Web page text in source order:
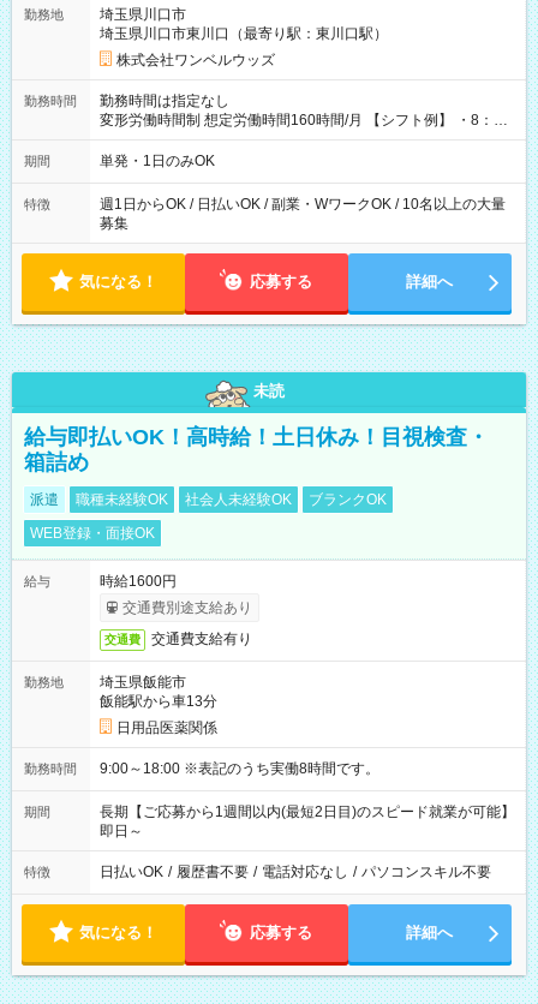
勤務地
埼玉県川口市
埼玉県川口市東川口（最寄り駅：東川口駅）
株式会社ワンベルウッズ
勤務時間
勤務時間は指定なし
変形労働時間制 想定労働時間160時間/月 【シフト例】 ・8：00
～21：00
期間 単発・1日のみOK
特徴
週1日からOK / 日払いOK / 副業・WワークOK / 10名以上の大量
募集
気になる！ 応募する 詳細へ
未読
給与即払いOK！高時給！土日休み！目視検査・
箱詰め
派遣 職種未経験OK 社会人未経験OK
ブランクOK
WEB登録・面接OK
給与
時給1600円
交通費別途支給あり
交通費 交通費支給有り
勤務地
埼玉県飯能市
飯能駅から車13分
日用品医薬関係
勤務時間 9:00～18:00 ※表記のうち実働8時間です。
期間
長期【ご応募から1週間以内(最短2日目)のスピード就業が可能】
即日～
特徴 日払いOK / 履歴書不要 / 電話対応なし / パソコンスキル不要
気になる！ 応募する 詳細へ